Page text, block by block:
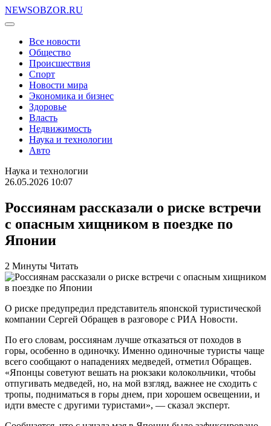
NEWSOBZOR.RU
Все новости
Общество
Происшествия
Спорт
Новости мира
Экономика и бизнес
Здоровье
Власть
Недвижимость
Наука и технологии
Авто
Наука и технологии
26.05.2026 10:07
Россиянам рассказали о риске встречи
с опасным хищником в поездке по
Японии
2 Минуты Читать
О риске предупредил представитель японской туристической
компании Сергей Обращев в разговоре с РИА Новости.
По его словам, россиянам лучше отказаться от походов в
горы, особенно в одиночку. Именно одиночные туристы чаще
всего сообщают о нападениях медведей, отметил Обращев.
«Японцы советуют вешать на рюкзаки колокольчики, чтобы
отпугивать медведей, но, на мой взгляд, важнее не сходить с
тропы, подниматься в горы днем, при хорошем освещении, и
идти вместе с другими туристами», — сказал эксперт.